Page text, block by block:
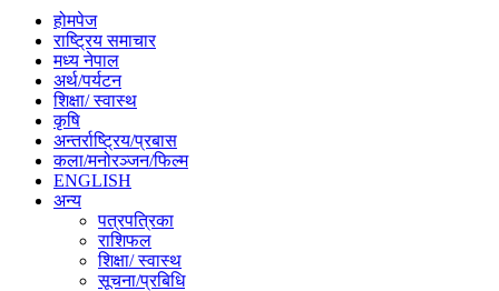
होमपेज
राष्ट्रिय समाचार
मध्य नेपाल
अर्थ/पर्यटन
शिक्षा/ स्वास्थ
कृषि
अन्तर्राष्ट्रिय/प्रबास
कला/मनोरञ्जन/फिल्म
ENGLISH
अन्य
पत्रपत्रिका
राशिफल
शिक्षा/ स्वास्थ
सूचना/प्रबिधि